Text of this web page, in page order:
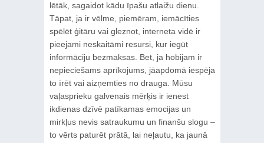
lētāk, sagaidot kādu īpašu atlaižu dienu.
Tāpat, ja ir vēlme, piemēram, iemācīties
spēlēt ģitāru vai gleznot, interneta vidē ir
pieejami neskaitāmi resursi, kur iegūt
informāciju bezmaksas. Bet, ja hobijam ir
nepieciešams aprīkojums, jāapdomā iespēja
to īrēt vai aizņemties no drauga. Mūsu
vaļasprieku galvenais mērķis ir ienest
ikdienas dzīvē patīkamas emocijas un
mirkļus nevis satraukumu un finanšu slogu –
to vērts paturēt prātā, lai neļautu, ka jaunā